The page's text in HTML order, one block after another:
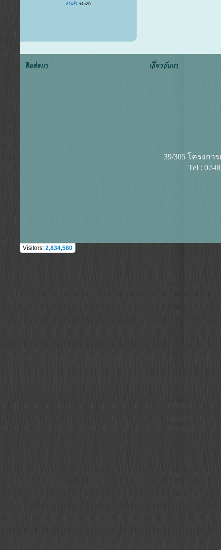
ส่วนตัว ของเรา
ติดต่อเรา เกี่ยวกับเรา
39/305 โครงก
Tel : 02-
Visitors: 2,834,580